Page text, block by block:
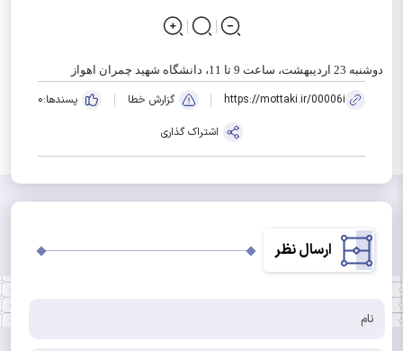
دوشنبه 23 اردیبهشت، ساعت 9 تا 11، دانشگاه شهید چمران اهواز
https://mottaki.ir/00006i گزارش خطا پسندها:0
اشتراک گذاری
ارسال نظر